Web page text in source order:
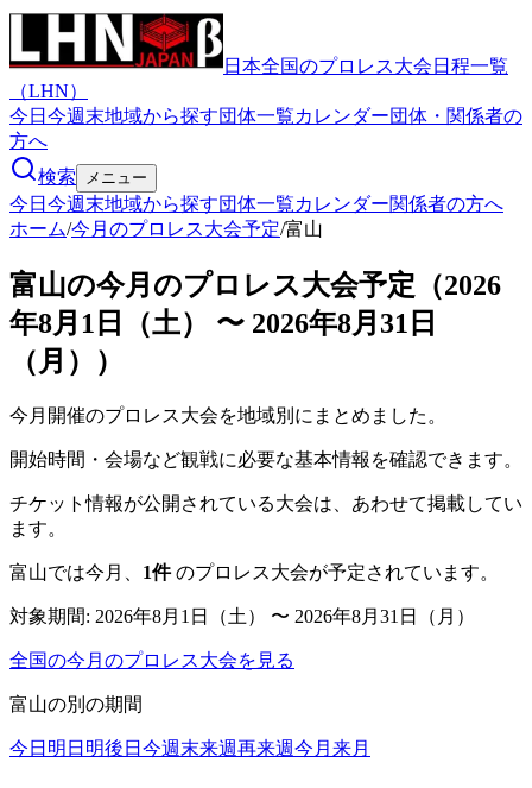
日本全国のプロレス大会日程一覧
（LHN）
今日 今週末地域から探す団体一覧カレンダー団体・関係者の
方へ
検索
メニュー
今日 今週末地域から探す団体一覧カレンダー関係者の方へ
ホーム/今月のプロレス大会予定/富山
富山の今月のプロレス大会予定（2026
年8月1日（土） 〜 2026年8月31日
（月））
今月開催のプロレス大会を地域別にまとめました。
開始時間・会場など観戦に必要な基本情報を確認できます。
チケット情報が公開されている大会は、あわせて掲載してい
ます。
富山では今月、 1件のプロレス大会が予定されています。
対象期間: 2026年8月1日（土） 〜 2026年8月31日（月）
全国の今月のプロレス大会を見る
富山の別の期間
今日 明日 明後日 今週末来週再来週今月 来月